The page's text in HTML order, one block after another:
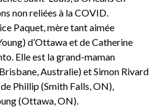
non reliées à la COVID.
Paquet, mère tant aimée
d’Ottawa et de Catherine
Elle est la grand-maman
Australie) et Simon Rivard
Phillip (Smith Falls, ON),
(Ottawa, ON).